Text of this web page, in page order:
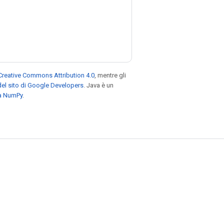
Commons Attribution 4.0 , mentre gli
sito di Google Developers . Java è un
NumPy.